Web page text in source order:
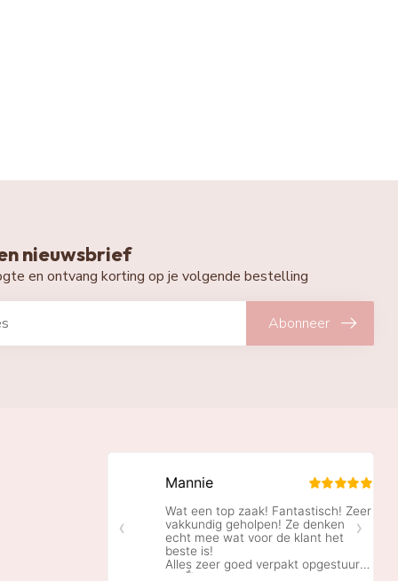
nieuwsbrief
en ontvang korting op je volgende bestelling
Abonneer